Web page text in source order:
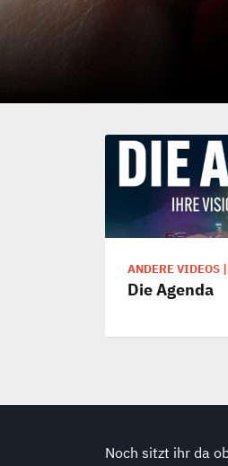
ANDERE VIDEOS |
Die Agenda
Noch sitzt ihr da